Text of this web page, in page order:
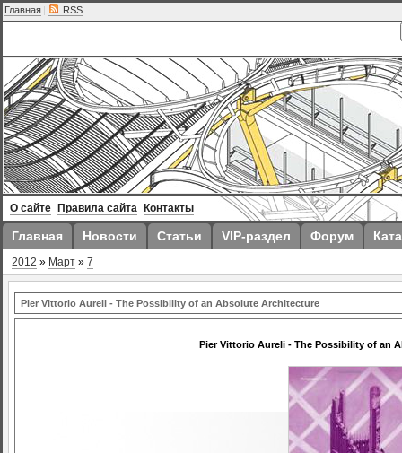
Главная | RSS
О сайте Правила сайта Контакты
Главная Новости Статьи VIP-раздел Форум
2012 » Март » 7
Pier Vittorio Aureli - The Possibility of an Absolute Architecture
Pier Vittorio Aureli - The Possibility of an